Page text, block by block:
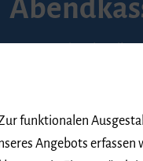
Karten an der
An der Abendkasse ist
funktionalen
Angebots erfassen